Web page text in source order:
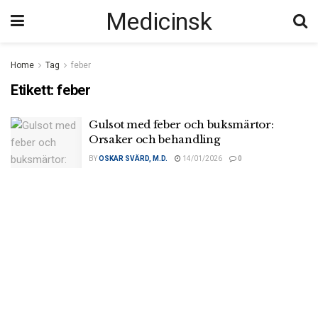
Medicinsk
Home Tag feber
Etikett:feber
Gulsot med feber och buksmärtor:
Orsaker och behandling
BYOSKAR SVÄRD, M.D. 14/01/2026 0